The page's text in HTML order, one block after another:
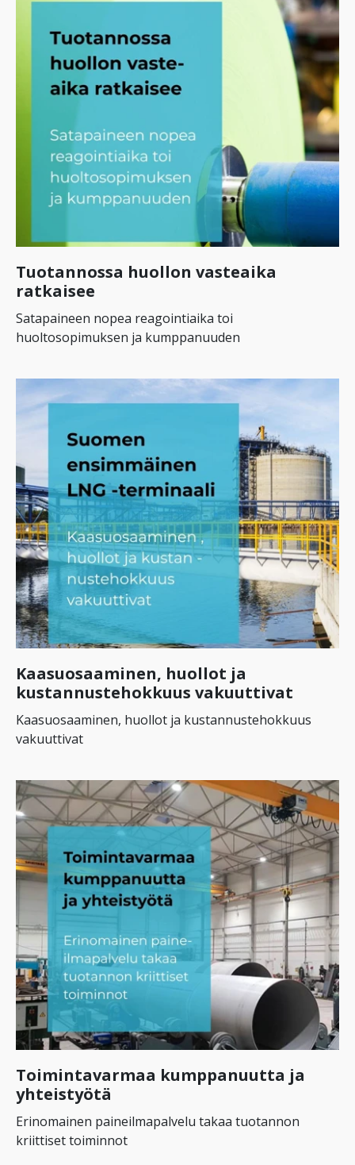
Tuotannossa huollon vasteaika
ratkaisee
Satapaineen nopea reagointiaika toi
huoltosopimuksen ja kumppanuuden
Kaasuosaaminen, huollot ja
kustannustehokkuus vakuuttivat
Kaasuosaaminen, huollot ja kustannustehokkuus
vakuuttivat
Toimintavarmaa kumppanuutta ja
yhteistyötä
Erinomainen paineilmapalvelu takaa tuotannon
kriittiset toiminnot